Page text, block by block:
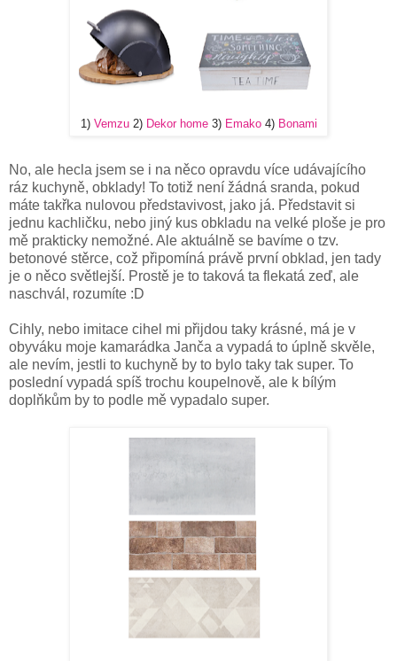
1) Vemzu2) Dekor home3) Emako4) Bonami
No, ale hecla jsem se i na něco opravdu více udávajícího
ráz kuchyně, obklady! To totiž není žádná sranda, pokud
máte takřka nulovou představivost, jako já. Představit si
jednu kachličku, nebo jiný kus obkladu na velké ploše je pro
mě prakticky nemožné. Ale aktuálně se bavíme o tzv.
betonové stěrce, což připomíná právě první obklad, jen tady
je o něco světlejší. Prostě je to taková ta flekatá zeď, ale
naschvál, rozumíte :D
Cihly, nebo imitace cihel mi přijdou taky krásné, má je v
obyváku moje kamarádka Janča a vypadá to úplně skvěle,
ale nevím, jestli to kuchyně by to bylo taky tak super. To
poslední vypadá spíš trochu koupelnově, ale k bílým
doplňkům by to podle mě vypadalo super.